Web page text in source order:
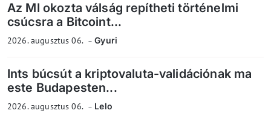
Az MI okozta válság repítheti történelmi
csúcsra a Bitcoint...
2026. augusztus 06. Gyuri
Ints búcsút a kriptovaluta-validációnak ma
este Budapesten...
2026. augusztus 06. Lelo